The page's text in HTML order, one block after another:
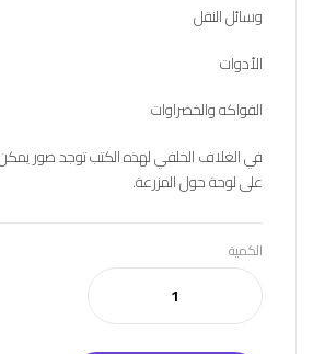
وسائل النقل
الأدوات
الفواكه والخضراوات
في الغلاف الخلفي لهذه الكتب توجد صور يمكن
على لوحة حول المزرعة.
الكمية